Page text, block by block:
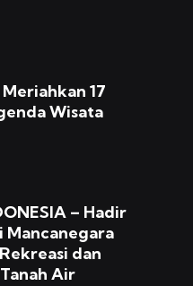
17
Wisata
– Hadir
Mancanegara
dan
Air